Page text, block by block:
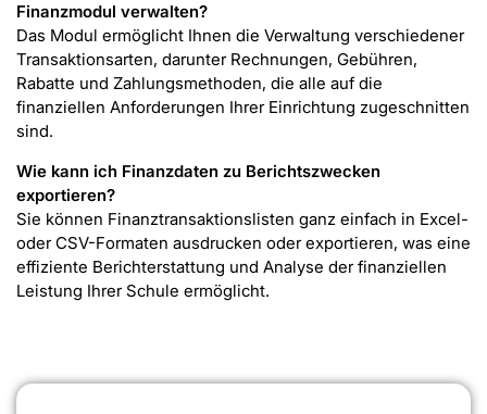
Finanzmodul verwalten?
Das Modul ermöglicht Ihnen die Verwaltung verschiedener
Transaktionsarten, darunter Rechnungen, Gebühren,
Rabatte und Zahlungsmethoden, die alle auf die
finanziellen Anforderungen Ihrer Einrichtung zugeschnitten
sind.
Wie kann ich Finanzdaten zu Berichtszwecken
exportieren?
Sie können Finanztransaktionslisten ganz einfach in Excel-
oder CSV-Formaten ausdrucken oder exportieren, was eine
effiziente Berichterstattung und Analyse der finanziellen
Leistung Ihrer Schule ermöglicht.